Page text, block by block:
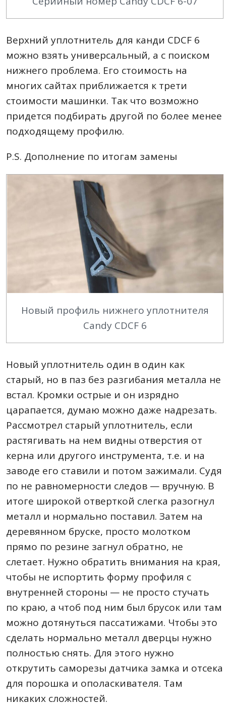
Верхний уплотнитель для канди CDCF 6
можно взять универсальный, а с поиском
нижнего проблема. Его стоимость на
многих сайтах приближается к трети
стоимости машинки. Так что возможно
придется подбирать другой по более менее
подходящему профилю.
P.S. Дополнение по итогам замены
Новый профиль нижнего уплотнителя
Candy CDCF 6
Новый уплотнитель один в один как
старый, но в паз без разгибания металла не
встал. Кромки острые и он изрядно
царапается, думаю можно даже надрезать.
Рассмотрел старый уплотнитель, если
растягивать на нем видны отверстия от
керна или другого инструмента, т.е. и на
заводе его ставили и потом зажимали. Судя
по не равномерности следов — вручную. В
итоге широкой отверткой слегка разогнул
металл и нормально поставил. Затем на
деревянном бруске, просто молотком
прямо по резине загнул обратно, не
слетает. Нужно обратить внимания на края,
чтобы не испортить форму профиля с
внутренней стороны — не просто стучать
по краю, а чтоб под ним был брусок или там
можно дотянуться пассатижами. Чтобы это
сделать нормально металл дверцы нужно
полностью снять. Для этого нужно
открутить саморезы датчика замка и отсека
для порошка и ополаскивателя. Там
никаких сложностей.